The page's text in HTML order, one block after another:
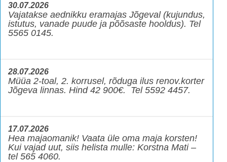
30.07.2026
Vajatakse aednikku eramajas Jõgeval (kujundus,
istutus, vanade puude ja põõsaste hooldus). Tel
5565 0145.
28.07.2026
Müüa 2-toal, 2. korrusel, rõduga ilus renov.korter
Jõgeva linnas. Hind 42 900€. Tel 5592 4457.
17.07.2026
Hea majaomanik! Vaata üle oma maja korsten!
Kui vajad uut, siis helista mulle: Korstna Mati –
tel 565 4060.